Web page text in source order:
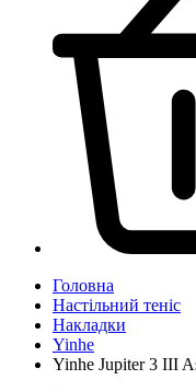
Головна
Настільний теніс
Накладки
Yinhe
Yinhe Jupiter 3 III